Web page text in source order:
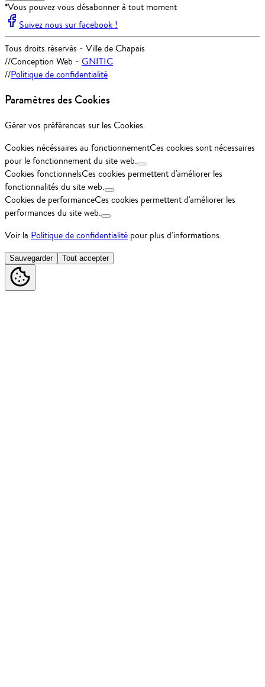
*Vous pouvez vous désabonner à tout moment
Suivez nous sur facebook !
Tous droits réservés - Ville de Chapais
//Conception Web - GNITIC
//Politique de confidentialité
Paramètres des Cookies
Gérer vos préférences sur les Cookies.
Cookies nécéssaires au fonctionnementCes cookies sont nécessaires
pour le fonctionnement du site web.
Cookies fonctionnelsCes cookies permettent d'améliorer les
fonctionnalités du site web.
Cookies de performanceCes cookies permettent d'améliorer les
performances du site web.
Voir la Politique de confidentialité pour plus d'informations.
Sauvegarder Tout accepter